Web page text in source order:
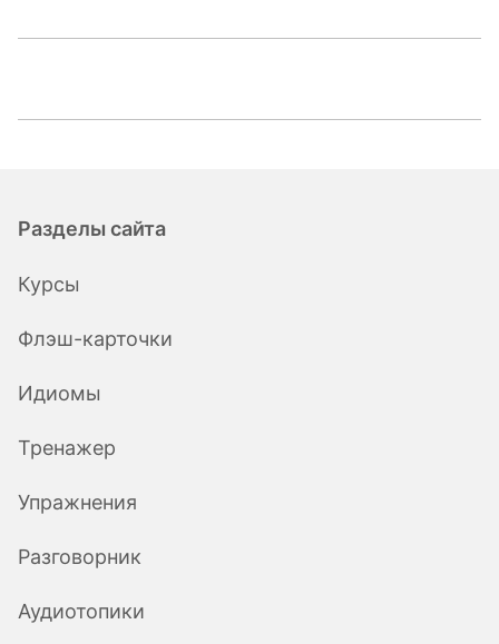
Разделы сайта
Курсы
Флэш-карточки
Идиомы
Тренажер
Упражнения
Разговорник
Аудиотопики